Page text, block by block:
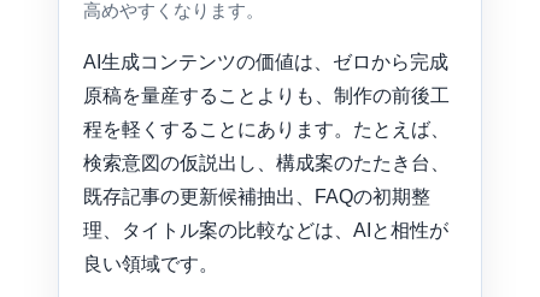
高めやすくなります。
AI生成コンテンツの価値は、ゼロから完成
原稿を量産することよりも、制作の前後工
程を軽くすることにあります。たとえば、
検索意図の仮説出し、構成案のたたき台、
既存記事の更新候補抽出、FAQの初期整
理、タイトル案の比較などは、AIと相性が
良い領域です。